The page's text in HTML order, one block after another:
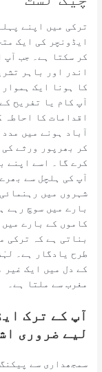
ترکی میں اپنے
ایڈونچر کی ایک
کر سکتا ہے۔ جب آپ
اندر اور باہر
کا ہونا ایک
آپ کام یا تفریح
اقدامات کا احاطہ
آباد ہونے میں
کر بھرپور ورثے
کرے گا۔ اسے اپنے
آپ کی ہلچل سے
شہروں میں
بارے میں سوچ رہے
کاموں کے بارے
بناتی ہے کہ ترکی
طرح یادگار ہے۔
کے دل میں ایک غیر
مغرب سے ملتا ہے۔
آپ کے ترک
لیے ضروری
سمجھداری سے